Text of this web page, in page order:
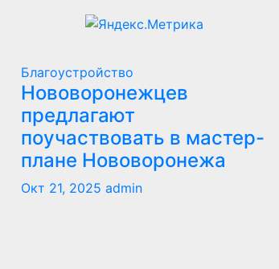
Благоустройство
Нововоронежцев
предлагают
поучаствовать в мастер-
плане Нововоронежа
Окт 21, 2025 admin